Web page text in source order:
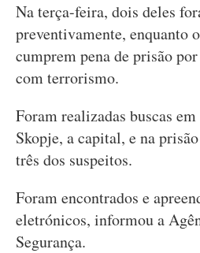
Na terça-feira, dois deles
preventivamente, enquanto
cumprem pena de prisão
com terrorismo.
Foram realizadas buscas
Skopje, a capital, e na
três dos suspeitos.
Foram encontrados e
eletrónicos, informou a
Segurança.